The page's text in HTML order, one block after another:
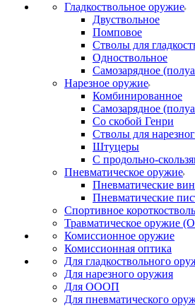
Гладкоствольное оружие
Двуствольное
Помповое
Стволы для
Одноствольное
Самозарядное
Нарезное оружие
Комбинированное
Самозарядное
Со скобой Генри
Стволы для
Штуцеры
С продольно-
Пневматическое оружие
Пневматические
Пневматические
Спортивное
Травматическое оружие
Комиссионное оружие
Комиссионная оптика
Для гладкоствольного
Для нарезного оружия
Для ОООП
Для пневматического